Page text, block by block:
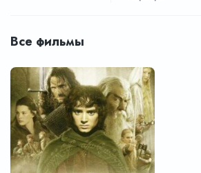
Все фильмы